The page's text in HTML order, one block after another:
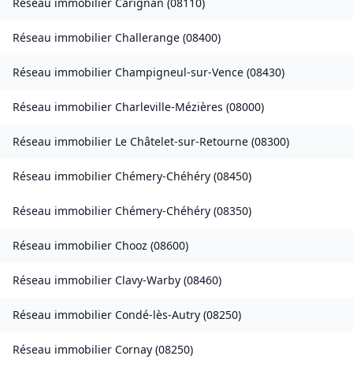
Réseau immobilier Carignan (08110)
Réseau immobilier Challerange (08400)
Réseau immobilier Champigneul-sur-Vence (08430)
Réseau immobilier Charleville-Mézières (08000)
Réseau immobilier Le Châtelet-sur-Retourne (08300)
Réseau immobilier Chémery-Chéhéry (08450)
Réseau immobilier Chémery-Chéhéry (08350)
Réseau immobilier Chooz (08600)
Réseau immobilier Clavy-Warby (08460)
Réseau immobilier Condé-lès-Autry (08250)
Réseau immobilier Cornay (08250)